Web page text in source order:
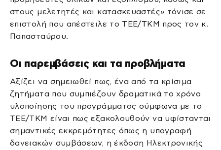
στους μελετητές και κατασκευαστές» τόνισε σε
επιστολή που απέστειλε το ΤΕΕ/ΤΚΜ προς τον κ.
Παπασταύρου.
Οι παρεμβάσεις και τα προβλήματα
Αξίζει να σημειωθεί πως, ένα από τα κρίσιμα
ζητήματα που συμπιέζουν δραματικά το χρόνο
υλοποίησης του προγράμματος σύμφωνα με το
ΤΕΕ/ΤΚΜ είναι πως εξακολουθούν να υφίστανται
σημαντικές εκκρεμότητες όπως η υπογραφή
δανειακών συμβάσεων, η έκδοση Ηλεκτρονικής